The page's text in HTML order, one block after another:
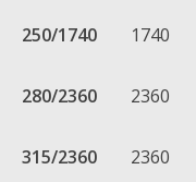
250/1740 1740
280/2360 2360
315/2360 2360